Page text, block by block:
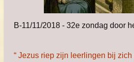
B-11/11/2018 - 32e zondag door
“ Jezus riep zijn leerlingen bij zich